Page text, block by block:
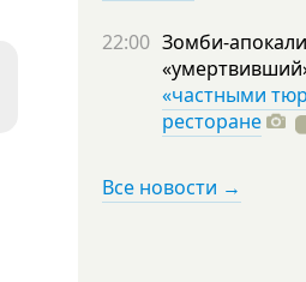
22:00 Зомби-
«частными
ресторане
Все новости →